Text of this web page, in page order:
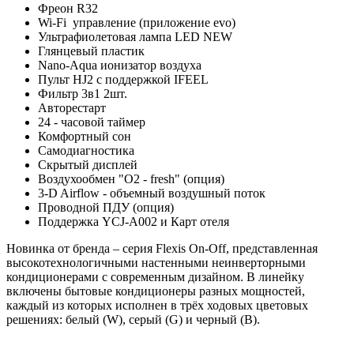
Фреон R32
Wi-Fi управление (приложение evo)
Ультрафиолетовая лампа LED NEW
Глянцевый пластик
Nano-Aqua ионизатор воздуха
Пульт HJ2 с поддержкой IFEEL
Фильтр 3в1 2шт.
Авторестарт
24 - часовой таймер
Комфортный сон
Самодиагностика
Скрытый дисплей
Воздухообмен "О2 - fresh" (опция)
3-D Airflow - объемный воздушный поток
Проводной ПДУ (опция)
Поддержка YCJ-A002 и Карт отеля
Новинка от бренда – серия Flexis On-Off, представленная
высокотехнологичными настенными неинверторными
кондиционерами с современным дизайном. В линейку
включены бытовые кондиционеры разных мощностей,
каждый из которых исполнен в трёх ходовых цветовых
решениях: белый (W), серый (G) и черный (B).